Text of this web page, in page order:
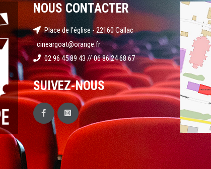
NOUS CONTACTER
Place de l'église - 22160 Callac
cineargoat@orange.fr
02 96 45 89 43 // 06 86 24 68 67
SUIVEZ-NOUS